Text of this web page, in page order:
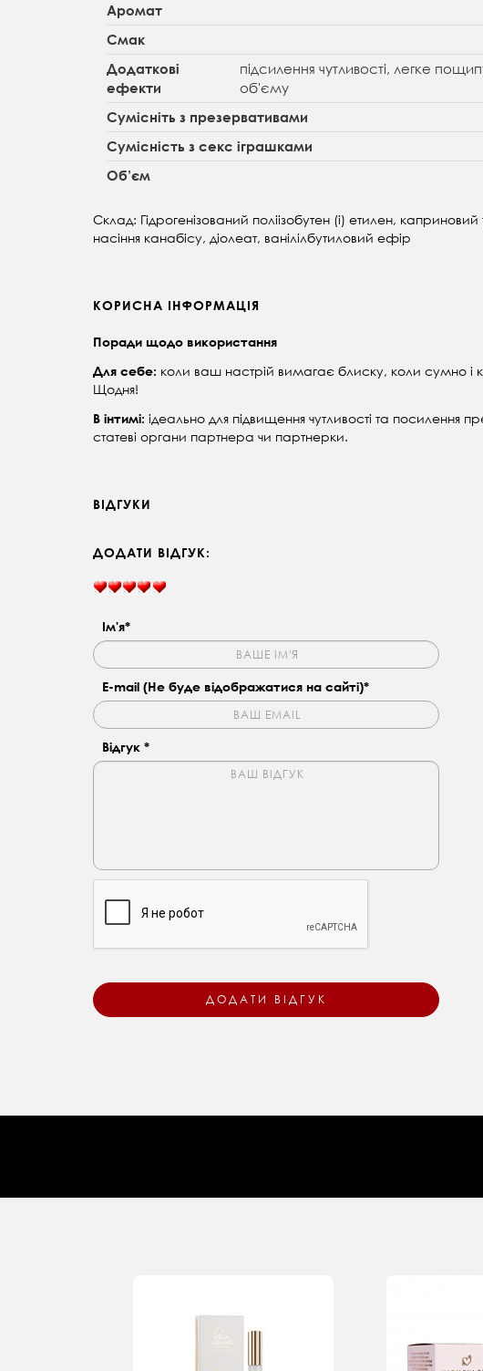
Аромат
Смак
Додаткові
ефекти
підсилення чутливості, легке
об'єму
Сумісніть з презервативами
Сумісність з секс іграшками
Об’єм
Склад: Гідрогенізований поліізобутен (і) етилен,
насіння канабісу, діолеат, ванілілбутиловий ефір
КОРИСНА ІНФОРМАЦІЯ
Поради щодо використання
Для себе: коли ваш настрій вимагає блиску, коли сумно і
Щодня!
В інтимі: ідеально для підвищення чутливості та посилення
статеві органи партнера чи партнерки.
ВІДГУКИ
ДОДАТИ ВІДГУК:
Ім'я*
E-mail (Не буде відображатися на сайті)*
Відгук *